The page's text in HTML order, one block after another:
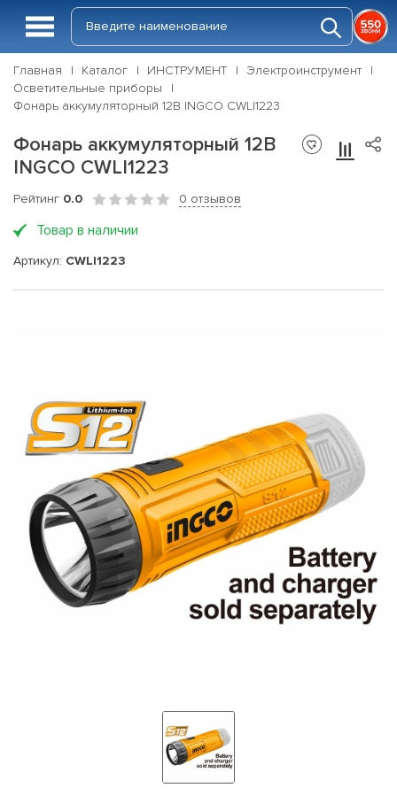
Главная Каталог ИНСТРУМЕНТ
Электроинструмент
Осветительные приборы
Фонарь аккумуляторный 12В INGCO CWLI1223
Фонарь аккумуляторный 12В
INGCO CWLI1223
Рейтинг 0.0 0 отзывов
Товар в наличии
Артикул: CWLI1223